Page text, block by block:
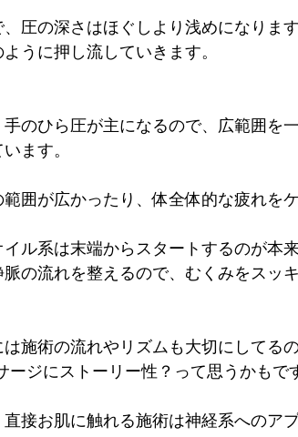
、圧の深さはほぐしより浅めになりま
ように押し流していきます。
手のひら圧が主になるので、広範囲を
ます。
範囲が広かったり、体全体的な疲れを
イル系は末端からスタートするのが本
脈の流れを整えるので、むくみをスッ
施術の流れやリズムも大切にしてる
ージにストーリー性？って思うかもで
直接お肌に触れる施術は神経系へのア